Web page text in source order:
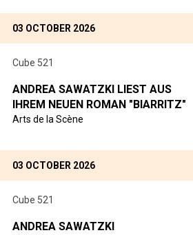
03 OCTOBER 2026
Cube 521
ANDREA SAWATZKI LIEST AUS
IHREM NEUEN ROMAN "BIARRITZ"
Arts de la Scène
03 OCTOBER 2026
Cube 521
ANDREA SAWATZKI